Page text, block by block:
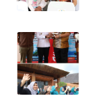
METRO
NEWS
METRO
MEDAN